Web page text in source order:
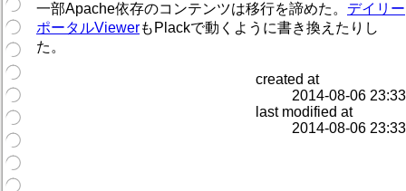
一部Apache依存のコンテンツは移行を諦めた。 デイリー
ポータルViewerもPlackで動くように書き換えたりし
た。
created at
2014-08-06 23:33
last modified at
2014-08-06 23:33